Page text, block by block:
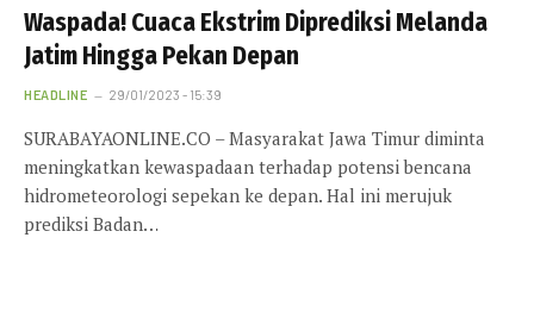
Waspada! Cuaca Ekstrim Diprediksi Melanda
Jatim Hingga Pekan Depan
HEADLINE 29/01/2023 - 15:39
SURABAYAONLINE.CO – Masyarakat Jawa Timur diminta
meningkatkan kewaspadaan terhadap potensi bencana
hidrometeorologi sepekan ke depan. Hal ini merujuk
prediksi Badan…